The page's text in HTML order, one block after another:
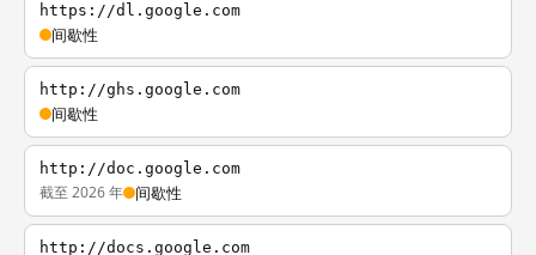
https://dl.google.com
间歇性
http://ghs.google.com
间歇性
http://doc.google.com
截至 2026 年 间歇性
http://docs.google.com